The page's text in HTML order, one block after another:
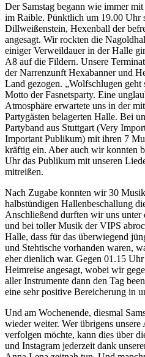
Der Samstag begann wie immer
im Raible. Pünktlich um 19.00 Uhr
Dillweißenstein, Hexenball der
angesagt. Wir rockten die
einiger Verweildauer in der Halle
A8 auf die Fildern. Unsere
der Narrenzunft Hexabanner und
Land gezogen. „Wolfschlugen geht
Motto der Fasnetsparty. Eine
Atmosphäre erwartete uns in der
Partygästen belagerten Halle. Bei
Partyband aus Stuttgart (Very
Important Publikum) mit ihren 7
kräftig ein. Aber auch wir konnten
Uhr das Publikum mit unseren
mitreißen.
Nach Zugabe konnten wir 30
halbstündigen Hallenbeschallung
Anschließend durften wir uns unter
und bei toller Musik der VIPS
Halle, dass für das überwiegend
und Stehtische vorhanden waren,
eher dienlich war. Gegen 01.15
Heimreise angesagt, wobei wir
aller Instrumente dann den Tag
eine sehr positive Bereicherung in
Und am Wochenende, diesmal
wieder weiter. Wer übrigens
verfolgen möchte, kann dies über
und Instagram jederzeit dank